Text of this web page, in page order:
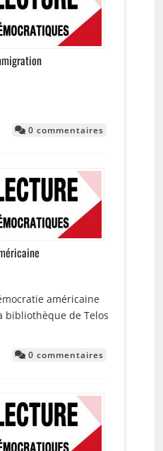
0 commentaires
américaine
bibliothèque de Telos
0 commentaires